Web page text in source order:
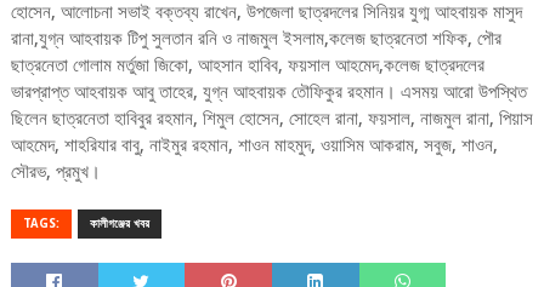
হোসেন, আলোচনা সভাই বক্তব্য রাখেন, উপজেলা ছাত্রদলের সিনিয়র যুগ্ম আহবায়ক মাসুদ
রানা,যুগ্ন আহবায়ক টিপু সুলতান রনি ও নাজমুল ইসলাম,কলেজ ছাত্রনেতা শফিক, পৌর
ছাত্রনেতা গোলাম মর্তুজা জিকো, আহসান হাবিব, ফয়সাল আহমেদ,কলেজ ছাত্রদলের
ভারপ্রাপ্ত আহবায়ক আবু তাহের, যুগ্ন আহবায়ক তৌফিকুর রহমান। এসময় আরো উপস্থিত
ছিলেন ছাত্রনেতা হাবিবুর রহমান, শিমুল হোসেন, সোহেল রানা, ফয়সাল, নাজমুল রানা, পিয়াস
আহমেদ, শাহরিযার বাবু, নাইমুর রহমান, শাওন মাহমুদ, ওয়াসিম আকরাম, সবুজ, শাওন,
সৌরভ, প্রমুখ।
TAGS: কালীগঞ্জের খবর